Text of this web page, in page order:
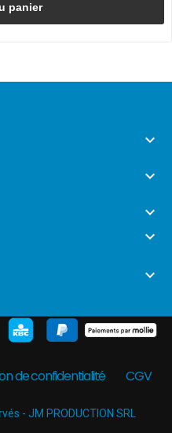
panier





de confidentialité CGV
- JM PRODUCTION SRL